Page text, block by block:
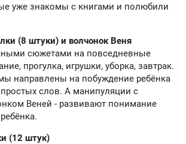
уже знакомы с книгами и полюбили
(8 штуки) и волчонок Веня
сюжетами на повседневные
прогулка, игрушки, уборка, завтрак.
направлены на побуждение ребёнка
слов. А манипуляции с
Веней - развивают понимание
(12 штук)